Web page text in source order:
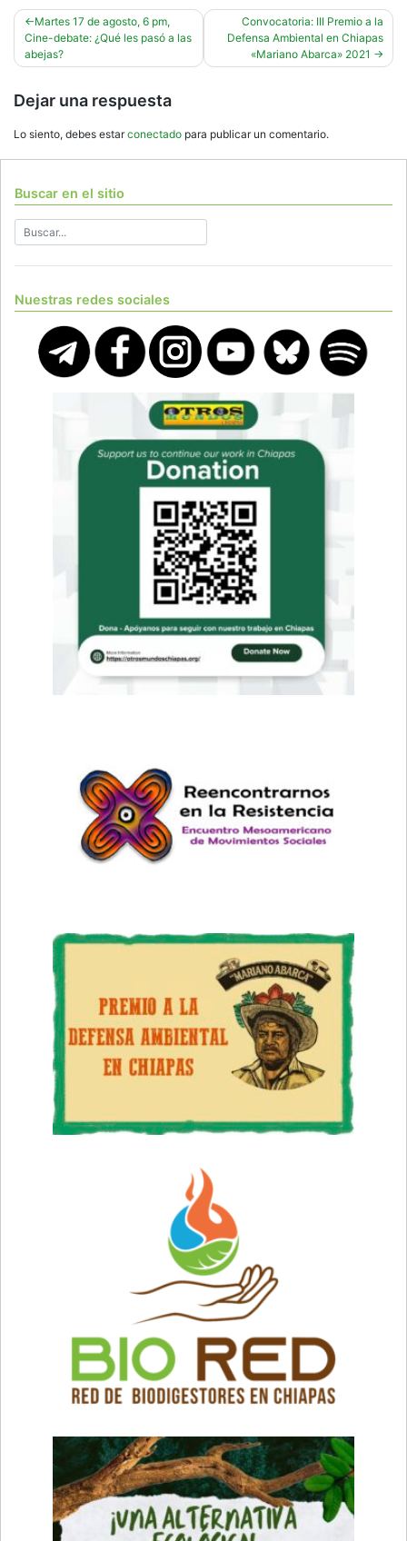
Navegación
de
entradas
Martes 17 de agosto, 6 pm,
Cine-debate: ¿Qué les pasó a las
abejas?
Convocatoria: III Premio a la
Defensa Ambiental en Chiapas
«Mariano Abarca» 2021
Dejar una respuesta
Lo siento, debes estarconectado para publicar un comentario.
Buscar en el sitio
Nuestras redes sociales